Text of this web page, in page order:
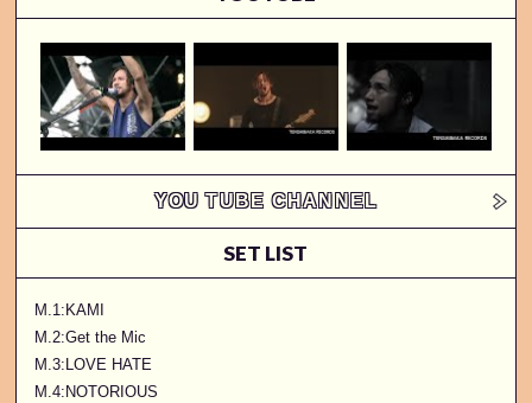
YOU TUBE CHANNEL
SET LIST
M.1:KAMI
M.2:Get the Mic
M.3:LOVE HATE
M.4:NOTORIOUS